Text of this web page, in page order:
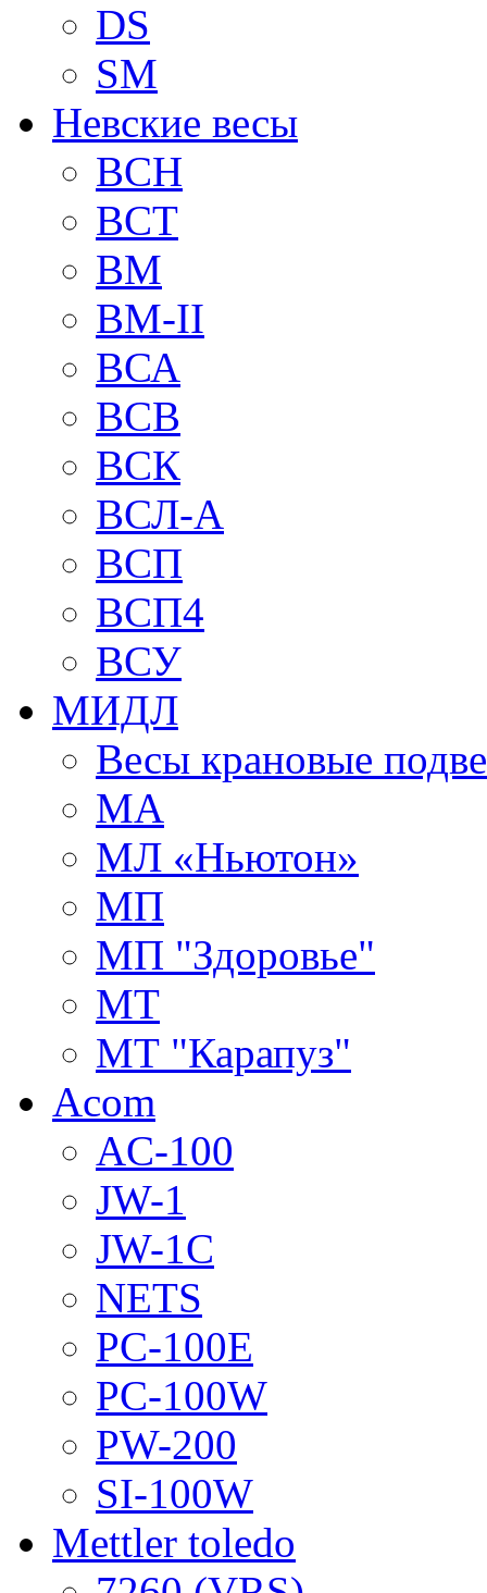
DS
SM
Невские весы
BCH
BCT
BM
BM-II
ВСА
ВСВ
ВСК
ВСЛ-А
ВСП
ВСП4
ВСУ
МИДЛ
Весы крановые
МА
МЛ «Ньютон»
МП
МП "Здоровье"
МТ
МТ "Карапуз"
Acom
AC-100
JW-1
JW-1C
NETS
PC-100E
PC-100W
PW-200
SI-100W
Mettler toledo